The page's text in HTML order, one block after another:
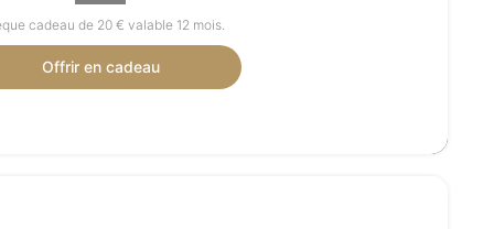
cadeau de 20 € valable 12 mois.
Offrir en cadeau